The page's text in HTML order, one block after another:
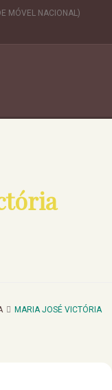
MÓVEL NACIONAL)
MARIA JOSÉ VICTÓRIA